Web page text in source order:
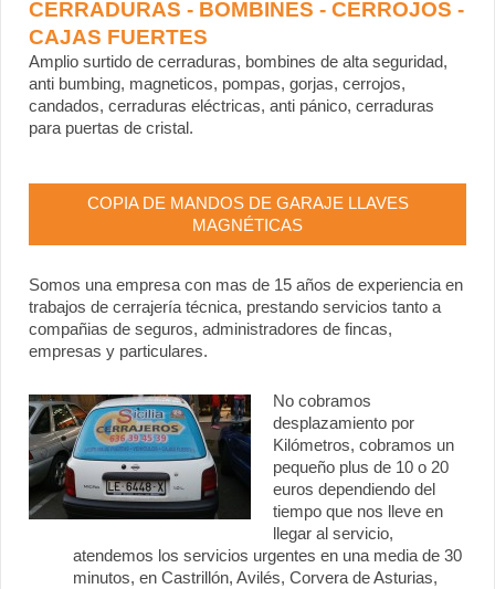
CERRADURAS - BOMBINES - CERROJOS -
CAJAS FUERTES
Amplio surtido de cerraduras, bombines de alta seguridad,
anti bumbing, magneticos, pompas, gorjas, cerrojos,
candados, cerraduras eléctricas, anti pánico, cerraduras
para puertas de cristal.
COPIA DE MANDOS DE GARAJE LLAVES
MAGNÉTICAS
Somos una empresa con mas de 15 años de experiencia en
trabajos de cerrajería técnica, prestando servicios tanto a
compañias de seguros, administradores de fincas,
empresas y particulares.
No cobramos
desplazamiento por
Kilómetros, cobramos un
pequeño plus de 10 o 20
euros dependiendo del
tiempo que nos lleve en
llegar al servicio,
atendemos los servicios urgentes en una media de 30
minutos, en Castrillón, Avilés, Corvera de Asturias,